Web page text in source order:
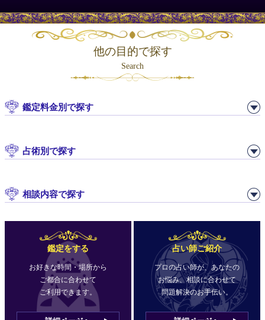
他の目的で探す
Search
鑑定料金別で探す
占術別で探す
相談内容で探す
鑑定をする
お好きな時間・場所から
ご都合に合わせて
ご利用できます。
占い師ご紹介
プロの占い師が、あなたの
お悩み、相談に合わせて
問題解決のお手伝い。